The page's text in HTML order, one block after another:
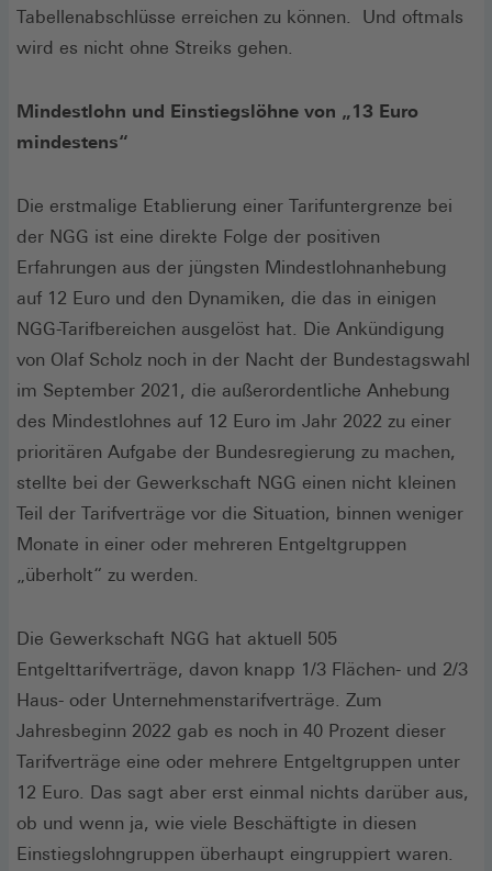
Tabellenabschlüsse erreichen zu können. Und oftmals
wird es nicht ohne Streiks gehen.
Mindestlohn und Einstiegslöhne von „13 Euro
mindestens“
Die erstmalige Etablierung einer Tarifuntergrenze bei
der NGG ist eine direkte Folge der positiven
Erfahrungen aus der jüngsten Mindestlohnanhebung
auf 12 Euro und den Dynamiken, die das in einigen
NGG-Tarifbereichen ausgelöst hat. Die Ankündigung
von Olaf Scholz noch in der Nacht der Bundestagswahl
im September 2021, die außerordentliche Anhebung
des Mindestlohnes auf 12 Euro im Jahr 2022 zu einer
prioritären Aufgabe der Bundesregierung zu machen,
stellte bei der Gewerkschaft NGG einen nicht kleinen
Teil der Tarifverträge vor die Situation, binnen weniger
Monate in einer oder mehreren Entgeltgruppen
„überholt“ zu werden.
Die Gewerkschaft NGG hat aktuell 505
Entgelttarifverträge, davon knapp 1/3 Flächen- und 2/3
Haus- oder Unternehmenstarifverträge. Zum
Jahresbeginn 2022 gab es noch in 40 Prozent dieser
Tarifverträge eine oder mehrere Entgeltgruppen unter
12 Euro. Das sagt aber erst einmal nichts darüber aus,
ob und wenn ja, wie viele Beschäftigte in diesen
Einstiegslohngruppen überhaupt eingruppiert waren.